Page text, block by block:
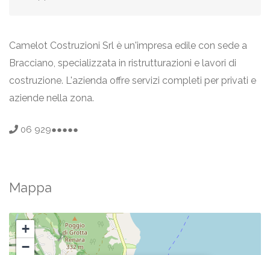
Camelot Costruzioni Srl è un'impresa edile con sede a
Bracciano, specializzata in ristrutturazioni e lavori di
costruzione. L'azienda offre servizi completi per privati e
aziende nella zona.
06 929●●●●●
Mappa
+
−